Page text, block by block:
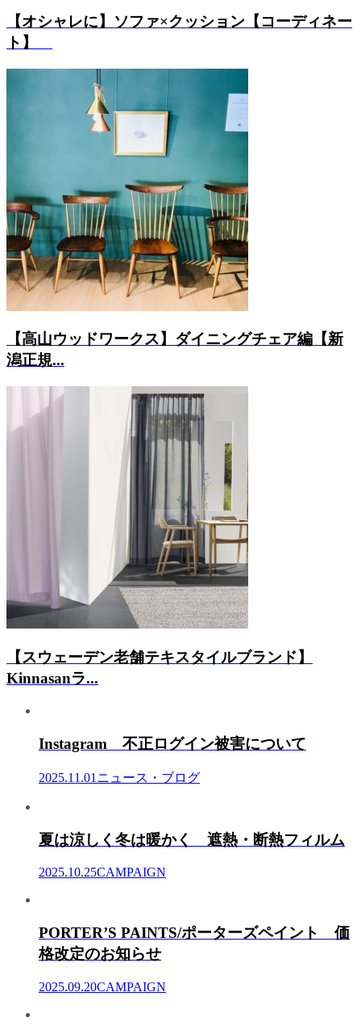
【オシャレに】ソファ×クッション【コーディネー
ト】
【高山ウッドワークス】ダイニングチェア編【新
潟正規...
【スウェーデン老舗テキスタイルブランド】
Kinnasanラ...
Instagram 不正ログイン被害について
2025.11.01 ニュース・ブログ
夏は涼しく冬は暖かく 遮熱・断熱フィルム
2025.10.25CAMPAIGN
PORTER’S PAINTS/ポーターズペイント 価
格改定のお知らせ
2025.09.20CAMPAIGN